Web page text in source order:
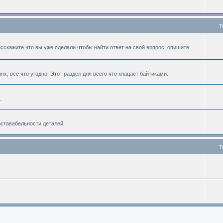
что вы уже сделали чтобы найти ответ на свой вопрос, опишите
все что угодно. Этот раздел для всего что клацает байтиками.
деталей.